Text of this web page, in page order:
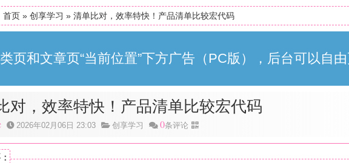
首页 » 创享学习 » 清单比对，效率特快！产品清单比较宏代码
页和文章页“当前位置”下方广告（PC版），后台可以自
对，效率特快！产品清单比较宏代码
2026年02月06日 23:03 创享学习 0条评论